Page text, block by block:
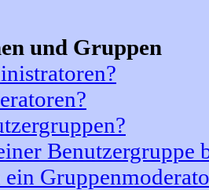
und Gruppen
Benutzergruppe